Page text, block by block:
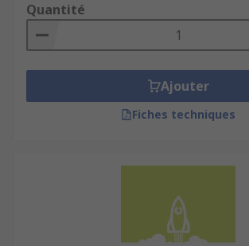
Quantité
Ajouter
Fiches techniques